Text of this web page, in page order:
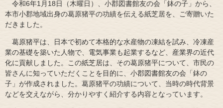
令和6年1月18日（木曜日）、小郡図書館友の会「鉢の子」から、
本市小郡地域出身の葛原猪平の功績を伝える紙芝居を、ご寄贈いた
だきました。
葛原猪平は、日本で初めて本格的な水産物の凍結を試み、冷凍産
業の基礎を築いた人物で、電気事業も起業するなど、産業界の近代
化に貢献しました。この紙芝居は、その葛原猪平について、市民の
皆さんに知っていただくことを目的に、小郡図書館友の会「鉢の
子」が作成されました。葛原猪平の功績について、当時の時代背景
などを交えながら、分かりやすく紹介する内容となっています。